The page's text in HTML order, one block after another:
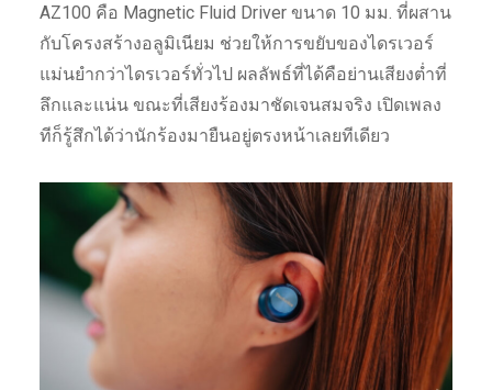
AZ100 คือ Magnetic Fluid Driver ขนาด 10 มม. ที่ผสาน
กับโครงสร้างอลูมิเนียม ช่วยให้การขยับของไดรเวอร์
แม่นยำกว่าไดรเวอร์ทั่วไป ผลลัพธ์ที่ได้คือย่านเสียงต่ำที่
ลึกและแน่น ขณะที่เสียงร้องมาชัดเจนสมจริง เปิดเพลง
ทีก็รู้สึกได้ว่านักร้องมายืนอยู่ตรงหน้าเลยทีเดียว